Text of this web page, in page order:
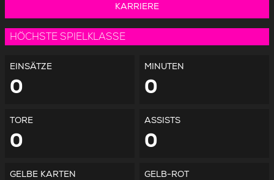
KARRIERE
HÖCHSTE SPIELKLASSE
EINSÄTZE
0
MINUTEN
0
TORE
0
ASSISTS
0
GELBE KARTEN GELB-ROT